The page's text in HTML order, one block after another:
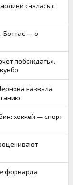
снялась с
Боттас — о
побеждать».
назвала
хоккей — спорт
форварда